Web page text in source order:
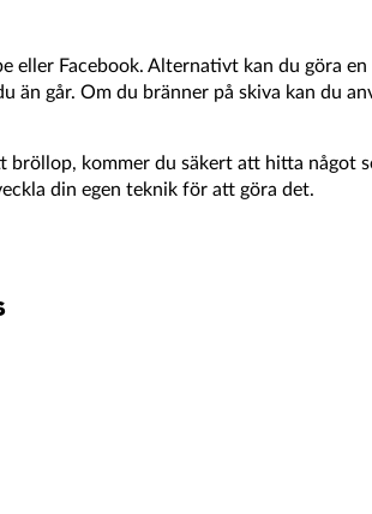
eller Facebook. Alternativt kan du göra
går. Om du bränner på skiva kan du
kommer du säkert att hitta något
din egen teknik för att göra det.